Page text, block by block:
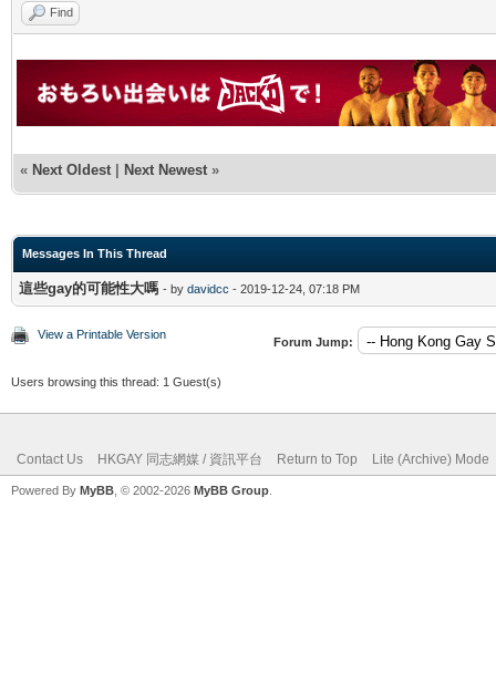
Find
« Next Oldest | Next Newest »
Messages In This Thread
這些gay的可能性大嗎 - by davidcc - 2019-12-24, 07:18 PM
View a Printable Version
Forum Jump:
Users browsing this thread: 1 Guest(s)
Contact Us HKGAY 同志網媒 / 資訊平台 Return to Top Lite (Archive) Mode
Powered By MyBB , © 2002-2026 MyBB Group